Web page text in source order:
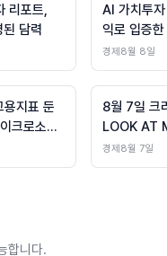
리포트,
담력
AI 가치투
익로 입증
경제8월 8일
지표 둔
크로소프
세
8월 7일 크
LOOK AT
앰에스 고
아이템 모
경제8월 7일
합니다.